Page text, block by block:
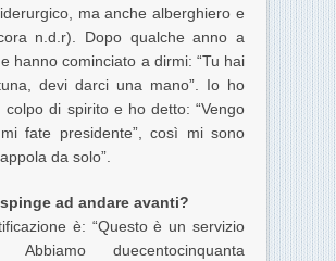
ma anche alberghiero e
n.d.r). Dopo qualche anno a
hanno cominciato a dirmi: “Tu hai
devi darci una mano”. Io ho
colpo di spirito e ho detto: “Vengo
fate presidente”, così mi sono
da solo”.
ad andare avanti?
è: “Questo è un servizio
Abbiamo duecentocinquanta